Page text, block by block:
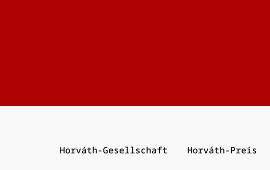
Horváth-Gesellschaft Horváth-Preis